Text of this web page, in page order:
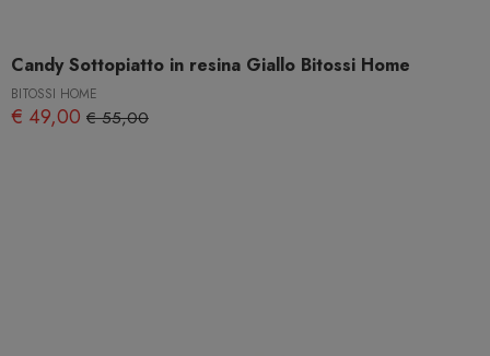
Candy Sottopiatto in resina Giallo Bitossi Home
BITOSSI HOME
€ 49,00 € 55,00